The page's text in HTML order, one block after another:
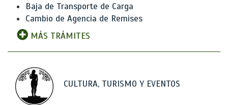
Baja de Transporte de Carga
Cambio de Agencia de Remises
MÁS TRÁMITES
CULTURA, TURISMO Y EVENTOS